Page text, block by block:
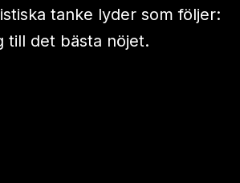
tanke lyder som följer:
till det bästa nöjet.